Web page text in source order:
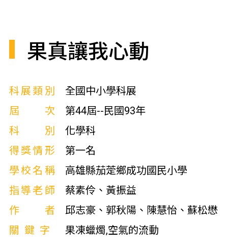
果真讓我心動
科展類別
全國中小學科展
屆次
第44屆--民國93年
科別
化學科
得獎情形
第一名
學校名稱
高雄縣茄萣鄉成功國民小學
指導老師
蔡素伶、黃振益
作者
邱志豪、郭秋陽、陳慧怡、蘇松懋
關鍵字
果凍蠟燭,空氣的流動